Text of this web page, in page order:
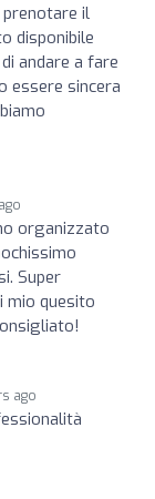
il
disponibile
andare a fare
essere sincera
organizzato
Super
mio quesito
ago